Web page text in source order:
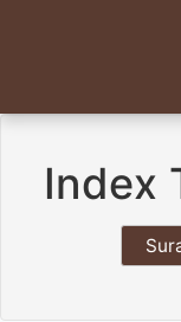
Index